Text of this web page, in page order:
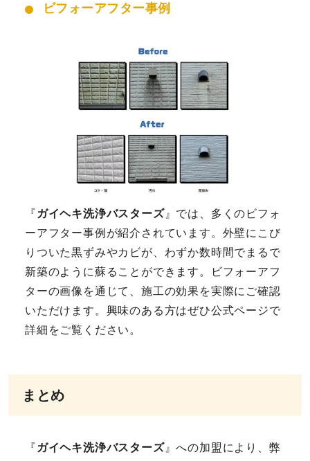
ビフォーアフター事例
『 ガイヘキ洗浄バスターズ』では、多くのビフォ
ーアフター事例が紹介されています。外壁にこび
りついた黒ずみやカビが、わずか数時間でまるで
新築のように蘇ることができます。ビフォーアフ
ターの画像を通じて、施工の効果を実際にご確認
いただけます。興味のある方はぜひ公式ページで
詳細をご覧ください。
まとめ
『 ガイヘキ洗浄バスターズ』への加盟により、弊